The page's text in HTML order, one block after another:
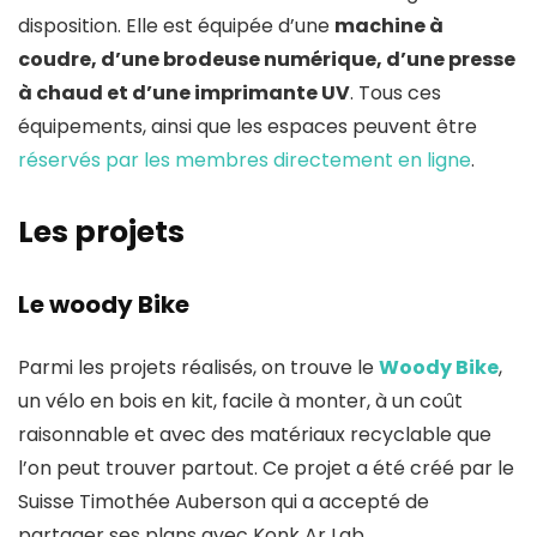
disposition. Elle est équipée d’une machine à
coudre, d’une brodeuse numérique, d’une presse
à chaud et d’une imprimante UV. Tous ces
équipements, ainsi que les espaces peuvent être
réservés par les membres directement en ligne.
Les projets
Le woody Bike
Parmi les projets réalisés, on trouve leWoody Bike,
un vélo en bois en kit, facile à monter, à un coût
raisonnable et avec des matériaux recyclable que
l’on peut trouver partout. Ce projet a été créé par le
Suisse Timothée Auberson qui a accepté de